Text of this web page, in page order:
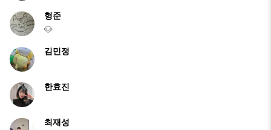
형준
🐶
김민정
한효진
최재성